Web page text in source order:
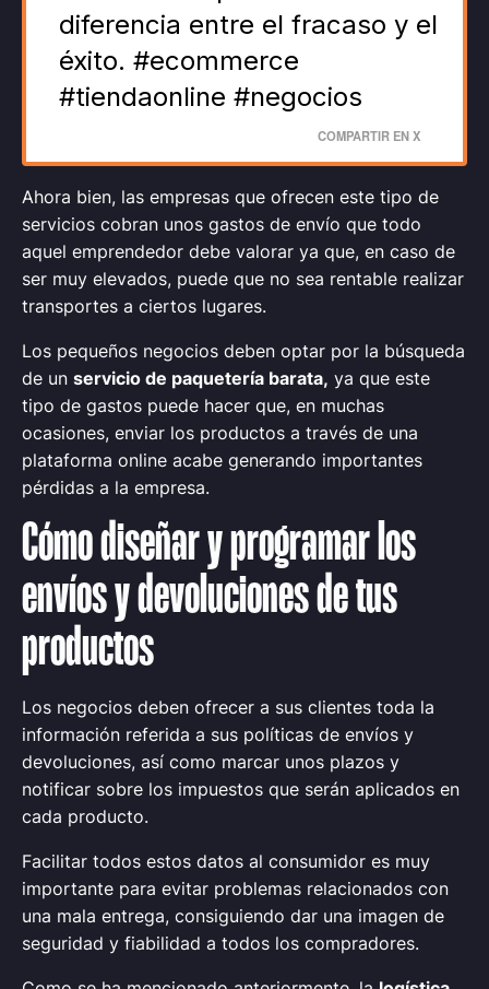
diferencia entre el fracaso y el
éxito. #ecommerce
#tiendaonline #negocios
COMPARTIR EN X
Ahora bien, las empresas que ofrecen este tipo de
servicios cobran unos gastos de envío que todo
aquel emprendedor debe valorar ya que, en caso de
ser muy elevados, puede que no sea rentable realizar
transportes a ciertos lugares.
Los pequeños negocios deben optar por la búsqueda
de un servicio de paquetería barata, ya que este
tipo de gastos puede hacer que, en muchas
ocasiones, enviar los productos a través de una
plataforma online acabe generando importantes
pérdidas a la empresa.
Cómo diseñar y programar los
envíos y devoluciones de tus
productos
Los negocios deben ofrecer a sus clientes toda la
información referida a sus políticas de envíos y
devoluciones, así como marcar unos plazos y
notificar sobre los impuestos que serán aplicados en
cada producto.
Facilitar todos estos datos al consumidor es muy
importante para evitar problemas relacionados con
una mala entrega, consiguiendo dar una imagen de
seguridad y fiabilidad a todos los compradores.